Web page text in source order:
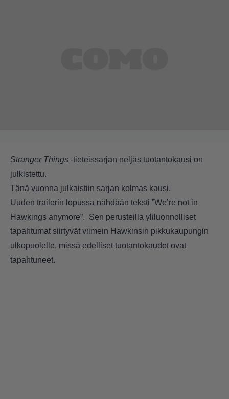
Stranger Things -tieteissarjan neljäs tuotantokausi on
julkistettu.
Tänä vuonna julkaistiin sarjan kolmas kausi.
Uuden trailerin lopussa nähdään teksti ”We’re not in
Hawkings anymore”. Sen perusteilla yliluonnolliset
tapahtumat siirtyvät viimein Hawkinsin pikkukaupungin
ulkopuolelle, missä edelliset tuotantokaudet ovat
tapahtuneet.